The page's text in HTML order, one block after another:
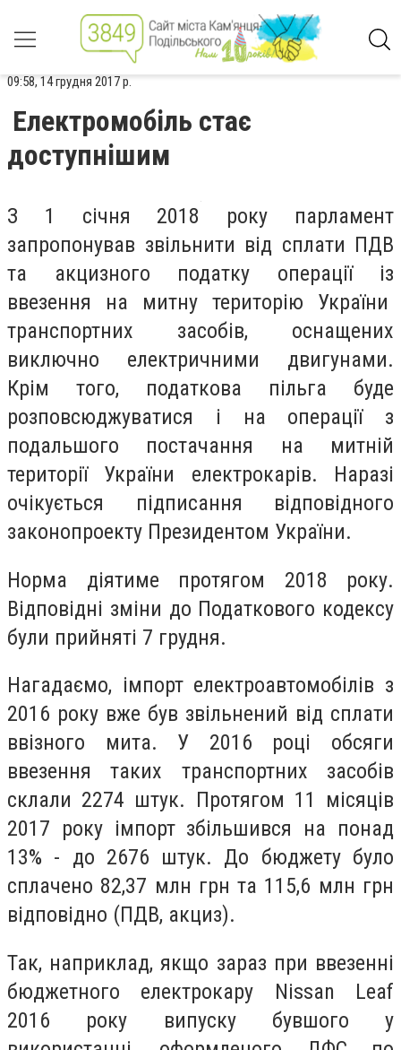
09:58, 14 грудня 2017 р.
Електромобіль стає
доступнішим
З 1 січня 2018 року парламент
запропонував звільнити від сплати ПДВ
та акцизного податку операції із
ввезення на митну територію України
транспортних засобів, оснащених
виключно електричними двигунами.
Крім того, податкова пільга буде
розповсюджуватися і на операції з
подальшого постачання на митній
території України електрокарів. Наразі
очікується підписання відповідного
законопроекту Президентом України.
Норма діятиме протягом 2018 року.
Відповідні зміни до Податкового кодексу
були прийняті 7 грудня.
Нагадаємо, імпорт електроавтомобілів з
2016 року вже був звільнений від сплати
ввізного мита. У 2016 році обсяги
ввезення таких транспортних засобів
склали 2274 штук. Протягом 11 місяців
2017 року імпорт збільшився на понад
13% - до 2676 штук. До бюджету було
сплачено 82,37 млн грн та 115,6 млн грн
відповідно (ПДВ, акциз).
Так, наприклад, якщо зараз при ввезенні
бюджетного електрокару Nissan Leaf
2016 року випуску бувшого у